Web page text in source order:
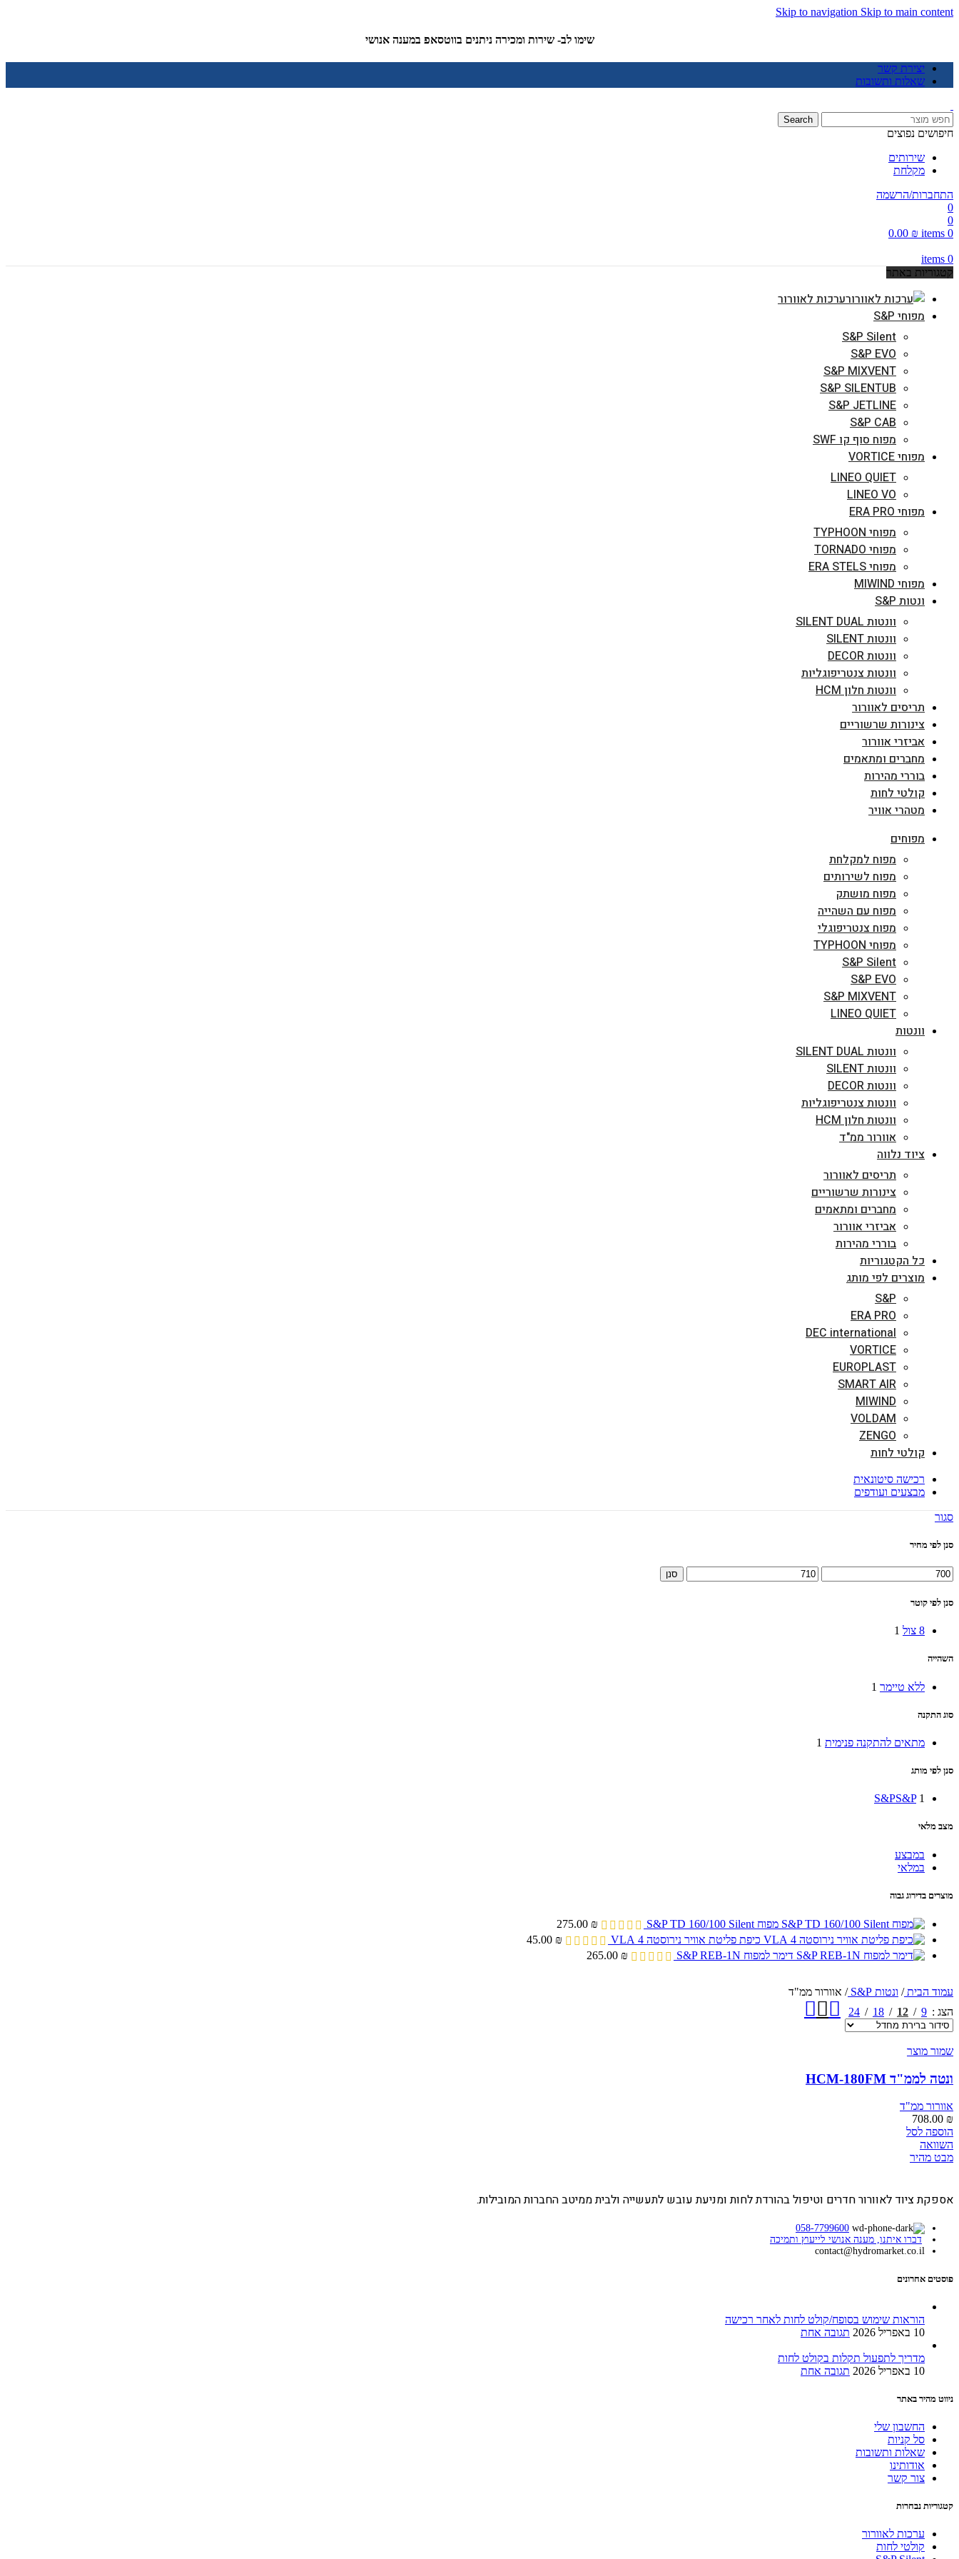
Skip to navigation Skip to main content
שימו לב- שירות ומכירה ניתנים בווטסאפ במענה אנושי
יצירת קשר
שאלות ותשובות
Search
חיפושים נפוצים
שירותים
מקלחת
התחברות/הרשמה
0
0
0
items
0.00 ₪
0
items
קטגוריות באתר
ערכות לאוורור
מפוחי S&P
S&P Silent
S&P EVO
S&P MIXVENT
S&P SILENTUB
S&P JETLINE
S&P CAB
מפוח סוף קו SWF
מפוחי VORTICE
LINEO QUIET
LINEO VO
מפוחי ERA PRO
מפוחי TYPHOON
מפוחי TORNADO
מפוחי ERA STELS
מפוחי MIWIND
ונטות S&P
וונטות SILENT DUAL
וונטות SILENT
וונטות DECOR
וונטות צנטריפוגליות
וונטות חלון HCM
תריסים לאוורור
צינורות שרשוריים
אביזרי אוורור
מחברים ומתאמים
בוררי מהירות
קולטי לחות
מטהרי אוויר
מפוחים
מפוח למקלחת
מפוח לשירותים
מפוח מושתק
מפוח עם השהייה
מפוח צנטריפוגלי
מפוחי TYPHOON
S&P Silent
S&P EVO
S&P MIXVENT
LINEO QUIET
וונטות
וונטות SILENT DUAL
וונטות SILENT
וונטות DECOR
וונטות צנטריפוגליות
וונטות חלון HCM
אוורור ממ"ד
ציוד נלווה
תריסים לאוורור
צינורות שרשוריים
מחברים ומתאמים
אביזרי אוורור
בוררי מהירות
כל הקטגוריות
מוצרים לפי מותג
S&P
ERA PRO
DEC international
VORTICE
EUROPLAST
SMART AIR
MIWIND
VOLDAM
ZENGO
קולטי לחות
רכישה סיטונאית
מבצעים ועודפים
סגור
סנן לפי מחיר
מחיר
מינימלי
מחיר
מקסימלי
סנן
סנן לפי קוטר
8 צול 1
השהייה
ללא טיימר 1
סוג התקנה
מתאים להתקנה פנימית 1
סנן לפי מותג
S&PS&P 1
מצב מלאי
במבצע
במלאי
מוצרים בדירוג גבוה
מפוח S&P TD 160/100 Silent 275.00 ₪
כיפת פליטת אוויר נירוסטה 4 VLA
45.00 ₪
דימר למפוח S&P REB-1N
265.00 ₪
עמוד הבית/ ונטות S&P / אוורור ממ"ד
הצג
9
12
18
24
שמור מוצר
ונטה לממ"ד HCM-180FM
אוורור ממ"ד
708.00 ₪
הוספה לסל
השוואה
מבט מהיר
אספקת ציוד לאוורור חדרים וטיפול בהורדת לחות ומניעת עובש לתעשייה ולבית ממיטב החברות המובילות.
058-7799600
דברו איתנו, מענה אנושי לייעוץ ותמיכה
contact@hydromarket.co.il
פוסטים אחרונים
הוראות שימוש בסופח/קולט לחות לאחר רכישה
10 באפריל 2026
תגובה אחת
מדריך לתפעול תקלות בקולט לחות
10 באפריל 2026
תגובה אחת
ניווט מהיר באתר
החשבון שלי
סל קניות
שאלות ותשובות
אודותינו
צור קשר
קטגוריות נבחרות
ערכות לאוורור
קולטי לחות